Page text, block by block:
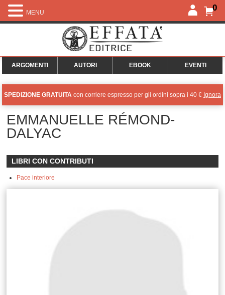
0
ARGOMENTI AUTORI EBOOK EVENTI
SPEDIZIONE GRATUITA con corriere espresso per gli ordini sopra i 40 € Ignora
EMMANUELLE RÉMOND-
DALYAC
LIBRI CON CONTRIBUTI
Pace interiore
MENU